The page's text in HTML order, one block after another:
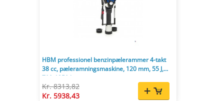
HBM professionel benzinpælerammer 4-takt
38 cc, pæleramningsmaskine, 120 mm, 55 J,
700-1350 bpm.
Kr. 8313,82
Kr. 5938,43